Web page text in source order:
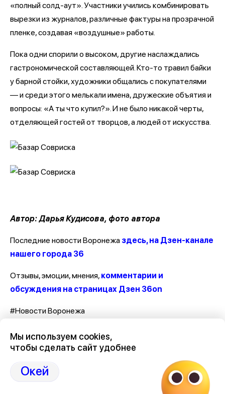
«полный солд-аут». Участники учились комбинировать
вырезки из журналов, различные фактуры на прозрачной
пленке, создавая «воздушные» работы.
Пока одни спорили о высоком, другие наслаждались
гастрономической составляющей. Кто-то травил байки
у барной стойки, художники общались с покупателями
— и среди этого мелькали имена, дружеские объятия и
вопросы: «А ты что купил?». И не было никакой черты,
отделяющей гостей от творцов, а людей от искусства.
Автор: Дарья Кудисова, фото автора
Последние новости Воронежа здесь, на Дзен-канале
нашего города 36
Отзывы, эмоции, мнения, комментарии и
обсуждения на страницах Дзен 36on
#Новости Воронежа
#Воронеж новости
#Новости Воронежа сегодня
#Новости Воронежа и Воронежской области
Мы используем cookies,
чтобы сделать сайт удобнее
Окей